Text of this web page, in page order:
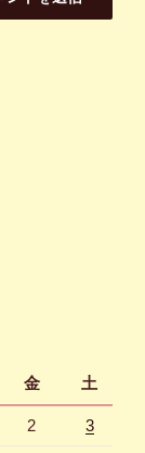
金 土
2 3